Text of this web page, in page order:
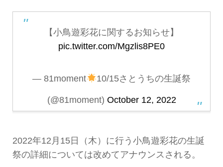
【小鳥遊彩花に関するお知らせ】
pic.twitter.com/Mgzlis8PE0
— 81moment 10/15さとうちの生誕祭
(@81moment) October 12, 2022
2022年12月15日（木）に行う小鳥遊彩花の生誕
祭の詳細については改めてアナウンスされる。